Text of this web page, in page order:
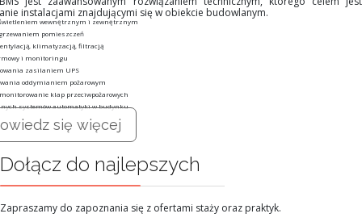
instalacjami znajdującymi się w obiekcie budowlanym.
wewnętrznym i zewnętrznym
pomieszczeń
klimatyzacją, filtracją
i monitoringu
zasilaniem UPS
oddymianiem pożarowym
klap przeciwpożarowych
systemów automatyki w budynku
się więcej
Dołącz do najlepszych
Zapraszamy do zapoznania się z ofertami staży oraz praktyk.